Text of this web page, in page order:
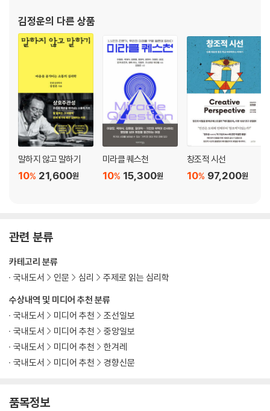
07 프로이트는 순 사기꾼이었다!
08 그럼에도 불구하고, 프로이트는 위대한 편집자였다!
09 항문기 고착의 일본인과 구강기 고착의 한국인
10 책은 끝까지 읽는 것이 아니다!
에필로그 | 누구나 살면서 한 번쯤은, 아주 격하게 외로워야 한다
김정운의 다른 상품
말하지 않고 말하기
21,600원
10%
미라클 퀘스천
15,300원
10%
창조적 시선
97,200원
10%
관련 분류
수상내역 및 미디어 추천 분류
국내도서
미디어 추천
조선일보
국내도서
미디어 추천
중앙일보
국내도서
미디어 추천
한겨레
국내도서
미디어 추천 경향신문
카테고리 분류
국내도서
인문 심리 주제로 읽는 심리학
품목정보